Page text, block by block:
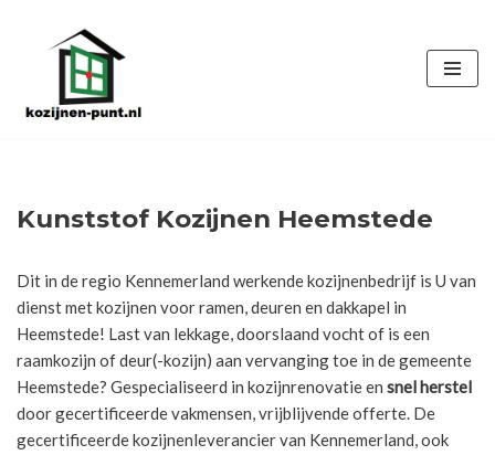
de
Kunststof Kozijnen Heemstede
Dit in de regio Kennemerland werkende kozijnenbedrijf is U van
dienst met kozijnen voor ramen, deuren en dakkapel in
Heemstede! Last van lekkage, doorslaand vocht of is een
raamkozijn of deur(-kozijn) aan vervanging toe in de gemeente
Heemstede? Gespecialiseerd in kozijnrenovatie en snel herstel
door gecertificeerde vakmensen, vrijblijvende offerte. De
gecertificeerde kozijnenleverancier van Kennemerland, ook